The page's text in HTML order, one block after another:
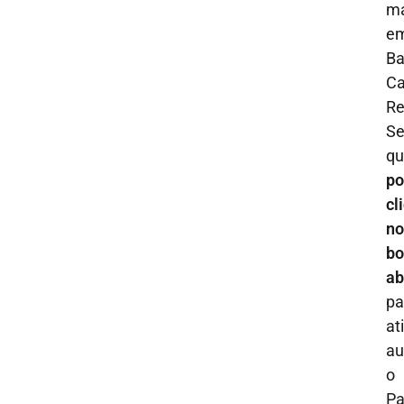
Se
no
o